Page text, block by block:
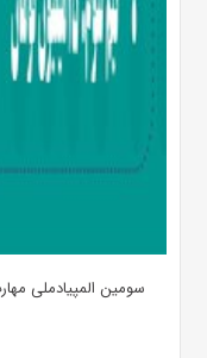
سومین المپیادملی